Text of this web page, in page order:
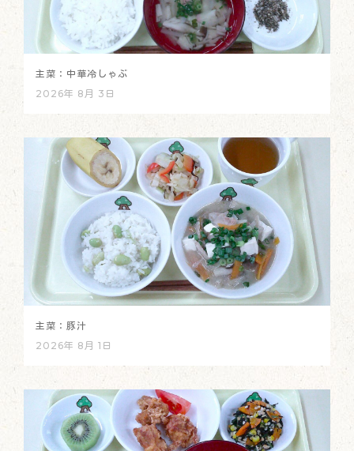
主菜：中華冷しゃぶ
2026年 8月 3日
主菜：豚汁
2026年 8月 1日